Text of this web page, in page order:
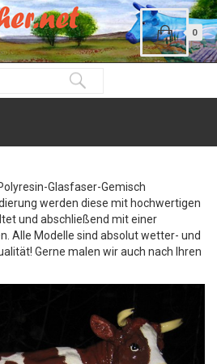
0
Glasfaser-Gemisch
werden diese mit hochwertigen
und abschließend mit einer
Alle Modelle sind absolut wetter- und
Gerne malen wir auch nach Ihren